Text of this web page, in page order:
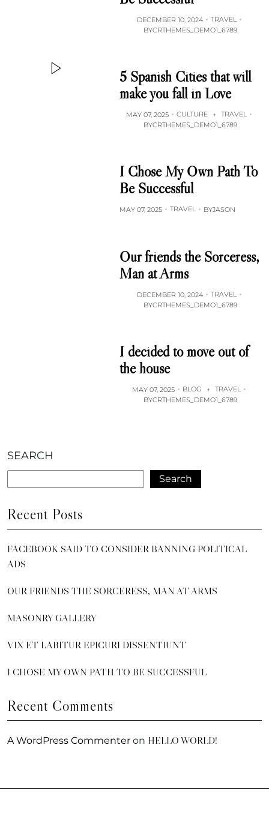
DECEMBER 10, 2024
TRAVEL
BYCRTHEMES_DEMO1_6789
5 Spanish Cities that will
make you fall in Love
MAY 07, 2025 CULTURE + TRAVEL
BYCRTHEMES_DEMO1_6789
I Chose My Own Path To
Be Successful
MAY 07, 2025 TRAVEL BYJASON
Our friends the Sorceress,
Man at Arms
DECEMBER 10, 2024
TRAVEL
BYCRTHEMES_DEMO1_6789
I decided to move out of
the house
MAY 07, 2025 BLOG + TRAVEL
BYCRTHEMES_DEMO1_6789
SEARCH
Search
Recent Posts
FACEBOOK SAID TO CONSIDER BANNING POLITICAL
ADS
OUR FRIENDS THE SORCERESS, MAN AT ARMS
MASONRY GALLERY
VIX ET LABITUR EPICURI DISSENTIUNT
I CHOSE MY OWN PATH TO BE SUCCESSFUL
Recent Comments
A WordPress Commenter on HELLO WORLD!